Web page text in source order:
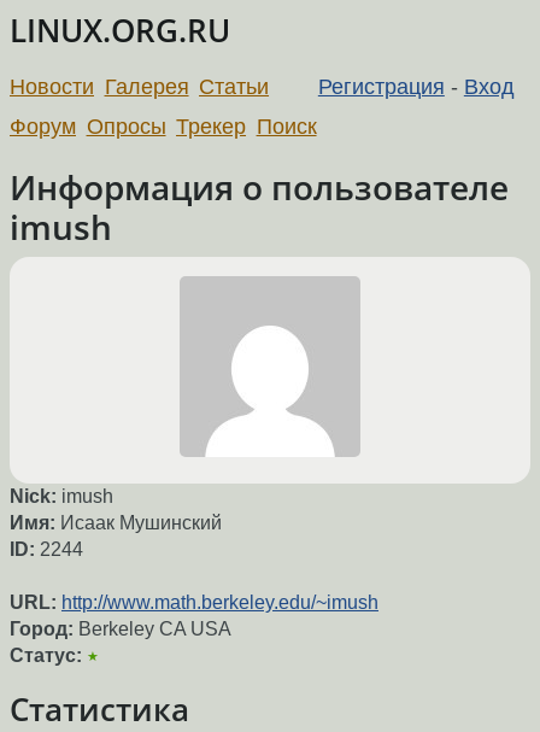
LINUX.ORG.RU
Регистрация - Вход
Новости Галерея Статьи
Форум Опросы Трекер Поиск
Информация о пользователе
imush
Nick: imush
Имя: Исаак Мушинский
ID: 2244
URL: http://www.math.berkeley.edu/~imush
Город: Berkeley CA USA
Статус: ★
Статистика